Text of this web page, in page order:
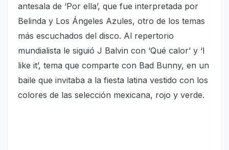
antesala de ‘Por ella’, que fue interpretada por
Belinda y Los Ángeles Azules, otro de los temas
más escuchados del disco. Al repertorio
mundialista le siguió J Balvin con ‘Qué calor’ y ‘I
like it’, tema que comparte con Bad Bunny, en un
baile que invitaba a la fiesta latina vestido con los
colores de las selección mexicana, rojo y verde.